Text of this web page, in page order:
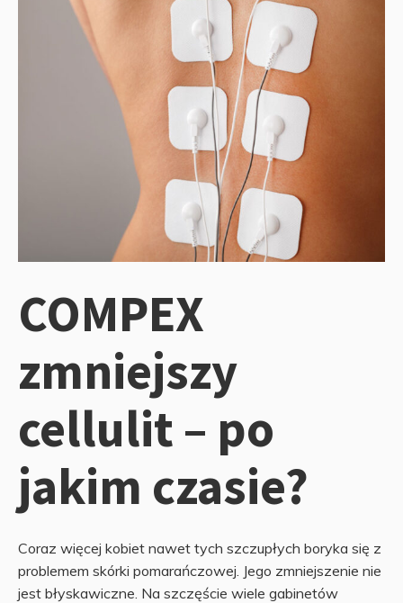
COMPEX
zmniejszy
cellulit – po
jakim czasie?
Coraz więcej kobiet nawet tych szczupłych boryka się z
problemem skórki pomarańczowej. Jego zmniejszenie nie
jest błyskawiczne. Na szczęście wiele gabinetów